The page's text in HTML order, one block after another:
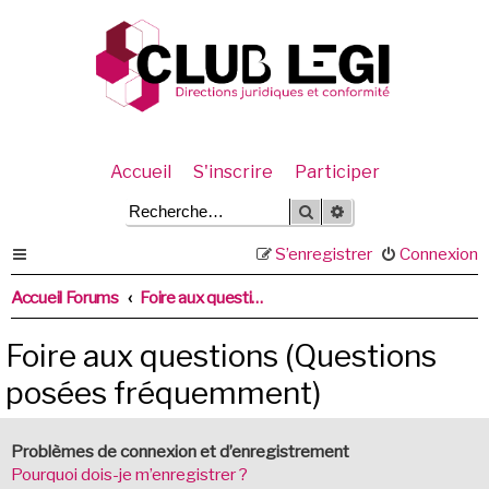
Accueil S'inscrire Participer
Rechercher
Connexion
S’enregistrer
Accueil Forums Foire aux questions (Questions posées fréquemment)
Foire aux questions (Questions
posées fréquemment)
Problèmes de connexion et d’enregistrement
Pourquoi dois-je m’enregistrer ?